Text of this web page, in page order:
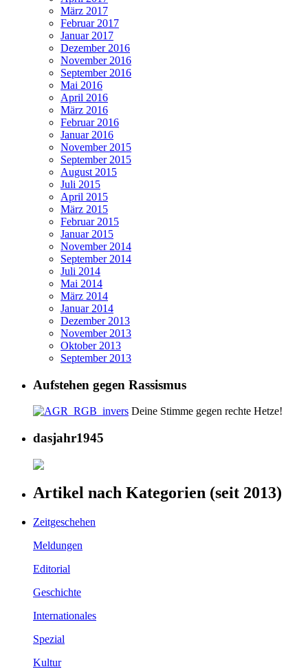
März 2017
Februar 2017
Januar 2017
Dezember 2016
November 2016
September 2016
Mai 2016
April 2016
März 2016
Februar 2016
Januar 2016
November 2015
September 2015
August 2015
Juli 2015
April 2015
März 2015
Februar 2015
Januar 2015
November 2014
September 2014
Juli 2014
Mai 2014
März 2014
Januar 2014
Dezember 2013
November 2013
Oktober 2013
September 2013
Aufstehen gegen Rassismus
Deine Stimme gegen rechte Hetze!
dasjahr1945
Artikel nach Kategorien (seit 2013)
Zeitgeschehen
Meldungen
Editorial
Geschichte
Internationales
Spezial
Kultur